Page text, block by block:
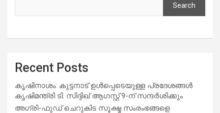
Search
Recent Posts
കൃഷിനാശം: കുട്ടനാട് ഉൾപ്പെടെയുള്ള പ്രദേശങ്ങൾ
കൃഷിമന്ത്രി ടി. സിദ്ദിഖ് ആഗസ്റ്റ് 9-ന് സന്ദർശിക്കും
അഗ്രി-ഫുഡ് ചെറുകിട സൂക്ഷ്മ സംരംഭങ്ങളെ